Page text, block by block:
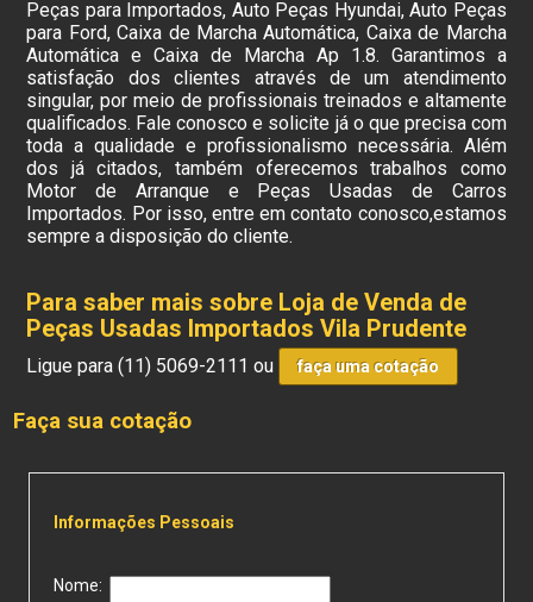
Peças para Importados, Auto Peças Hyundai, Auto Peças
para Ford, Caixa de Marcha Automática, Caixa de Marcha
Automática e Caixa de Marcha Ap 1.8. Garantimos a
satisfação dos clientes através de um atendimento
singular, por meio de profissionais treinados e altamente
qualificados. Fale conosco e solicite já o que precisa com
toda a qualidade e profissionalismo necessária. Além
dos já citados, também oferecemos trabalhos como
Motor de Arranque e Peças Usadas de Carros
Importados. Por isso, entre em contato conosco,estamos
sempre a disposição do cliente.
Para saber mais sobre Loja de Venda de
Peças Usadas Importados Vila Prudente
Ligue para(11) 5069-2111 ou faça uma cotação
Faça sua cotação
Informações Pessoais
Nome: